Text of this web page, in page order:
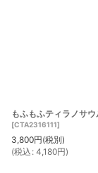
もふもふティラノサウ
[CTA2316111]
3,800円(税別)
(税込 : 4,180円)